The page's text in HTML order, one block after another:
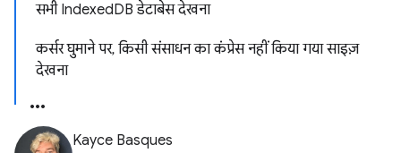
सभी IndexedDB डेटाबेस देखना
कर्सर घुमाने पर, किसी संसाधन का कंप्रेस नहीं किया गया साइज़
देखना
Kayce Basques